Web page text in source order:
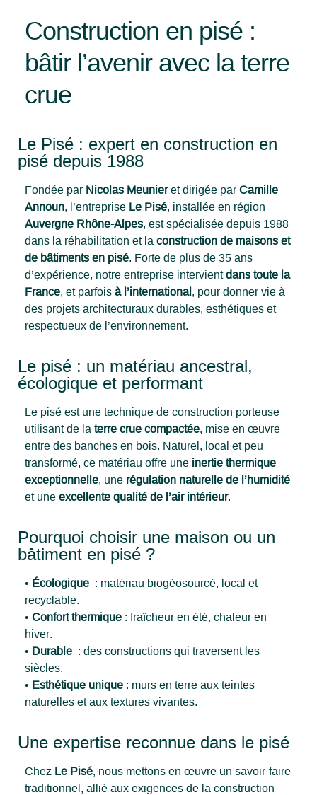
Construction en pisé :
bâtir l’avenir avec la terre
crue
Le Pisé : expert en construction en
pisé depuis 1988
Fondée par Nicolas Meunieret dirigée par Camille
Announ, l’entreprise Le Pisé, installée en région
Auvergne Rhône-Alpes, est spécialisée depuis 1988
dans la réhabilitation et la construction de maisons et
de bâtiments en pisé. Forte de plus de 35 ans
d’expérience, notre entreprise intervientdans toute la
France, et parfois à l’international, pour donner vie à
des projets architecturaux durables, esthétiques et
respectueux de l’environnement.
Le pisé : un matériau ancestral,
écologique et performant
Le pisé est une technique de construction porteuse
utilisant de la terre crue compactée, mise en œuvre
entre des banches en bois. Naturel, local et peu
transformé, ce matériau offre une inertie thermique
exceptionnelle, une régulation naturelle de l’humidité
et une excellente qualité de l’air intérieur.
Pourquoi choisir une maison ou un
bâtiment en pisé ?
• Écologique : matériau biogéosourcé, local et
recyclable.
• Confort thermique : fraîcheur en été, chaleur en
hiver.
• Durable : des constructions qui traversent les
siècles.
• Esthétique unique : murs en terre aux teintes
naturelles et aux textures vivantes.
Une expertise reconnue dans le pisé
Chez Le Pisé, nous mettons en œuvre un savoir-faire
traditionnel, allié aux exigences de la construction